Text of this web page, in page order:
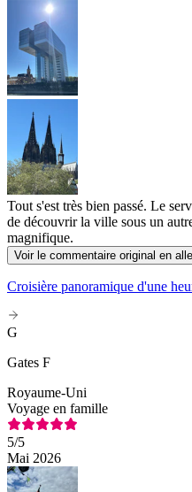
Tout s'est très bien passé. Le
de découvrir la ville sous un
magnifique.
Voir le commentaire original en
Croisière panoramique d'une
G
Gates F
Royaume-Uni
Voyage en famille
5/5
Mai 2026